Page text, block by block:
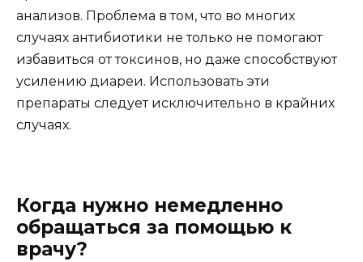
анализов. Проблема в том, что во многих
случаях антибиотики не только не помогают
избавиться от токсинов, но даже способствуют
усилению диареи. Использовать эти
препараты следует исключительно в крайних
случаях.
Когда нужно немедленно
обращаться за помощью к
врачу?